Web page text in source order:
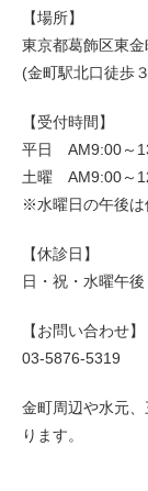
【場所】
東京都葛飾区東
(金町駅北口徒歩
【受付時間】
平日 AM9:00～
土曜 AM9:00～
※水曜日の午後は
【休診日】
日・祝・水曜午後
【お問い合わせ】
03-5876-5319
金町周辺や水元
ります。